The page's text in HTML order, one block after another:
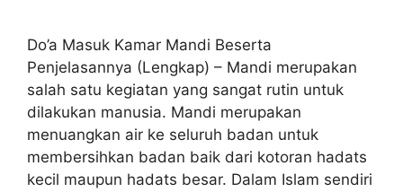
Do’a Masuk Kamar Mandi Beserta
Penjelasannya (Lengkap) – Mandi merupakan
salah satu kegiatan yang sangat rutin untuk
dilakukan manusia. Mandi merupakan
menuangkan air ke seluruh badan untuk
membersihkan badan baik dari kotoran hadats
kecil maupun hadats besar. Dalam Islam sendiri